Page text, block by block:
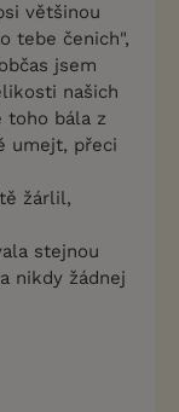
většinou
tebe čenich",
jsem
našich
toho bála z
umejt, přeci
žárlil,
stejnou
nikdy žádnej